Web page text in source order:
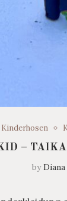
Kinderhosen
– TAIKA
byDiana